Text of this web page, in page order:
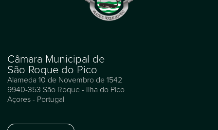
Câmara Municipal de
São Roque do Pico
Alameda 10 de Novembro de 1542
9940-353 São Roque - Ilha do Pico
Açores - Portugal